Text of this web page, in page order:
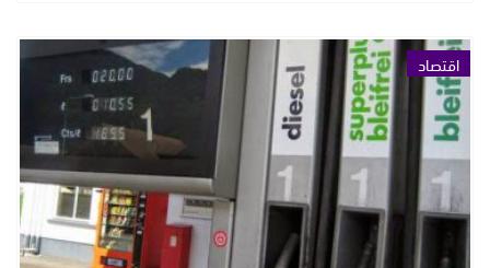
اقتصاد